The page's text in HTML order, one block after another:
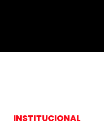
INSTITUCIONAL